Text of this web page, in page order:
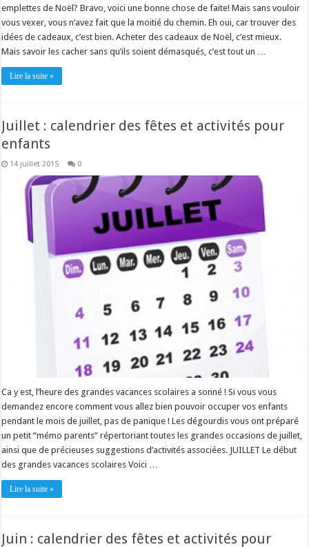
emplettes de Noël? Bravo, voici une bonne chose de faite! Mais sans vouloir
vous vexer, vous n’avez fait que la moitié du chemin. Eh oui, car trouver des
idées de cadeaux, c’est bien. Acheter des cadeaux de Noël, c’est mieux.
Mais savoir les cacher sans qu’ils soient démasqués, c’est tout un …
Lire la suite »
Juillet : calendrier des fêtes et activités pour
enfants
14 juillet 2015 0
Ca y est, l’heure des grandes vacances scolaires a sonné ! Si vous vous
demandez encore comment vous allez bien pouvoir occuper vos enfants
pendant le mois de juillet, pas de panique ! Les dégourdis vous ont préparé
un petit “mémo parents” répertoriant toutes les grandes occasions de juillet,
ainsi que de précieuses suggestions d’activités associées. JUILLET Le début
des grandes vacances scolaires Voici …
Lire la suite »
Juin : calendrier des fêtes et activités pour